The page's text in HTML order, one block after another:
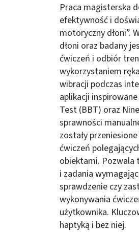
Praca magisterska
efektywność i
motoryczny dłoni”.
dłoni oraz badany
ćwiczeń i odbiór
wykorzystaniem
wibracji podczas
aplikacji
Test (BBT) oraz
sprawności
zostały
ćwiczeń
obiektami. Pozwala
i zadania
sprawdzenie czy
wykonywania
użytkownika.
haptyką i bez niej.